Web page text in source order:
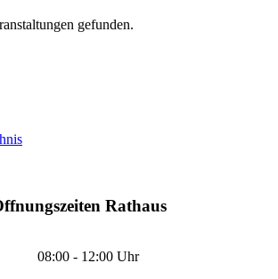
gefunden.
Rathaus
08:00 - 12:00 Uhr